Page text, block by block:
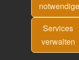
Services
verwalten